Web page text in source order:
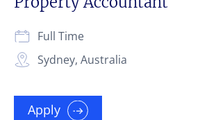
Sydney, Australia
Full Time
Apply